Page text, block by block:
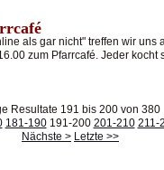
als gar nicht" treffen wir uns
zum Pfarrcafé. Jeder kocht
Resultate 191 bis 200 von 380
181-190 191-200 201-210 211-
Nächste > Letzte >>